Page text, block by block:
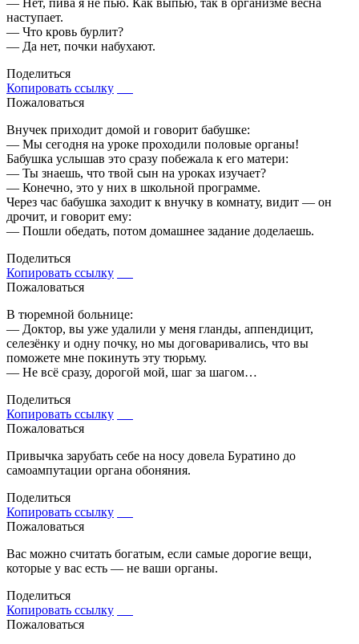
— Нет, пива я не пью. Как выпью, так в организме весна
наступает.
— Что кровь бурлит?
— Да нет, почки набухают.
Поделиться
Копировать ссылку
Пожаловаться
Внучек приходит домой и говорит бабушке:
— Мы сегодня на уроке проходили половые органы!
Бабушка услышав это сразу побежала к его матери:
— Ты знаешь, что твой сын на уроках изучает?
— Конечно, это у них в школьной программе.
Через час бабушка заходит к внучку в комнату, видит — он
дрочит, и говорит ему:
— Пошли обедать, потом домашнее задание доделаешь.
Поделиться
Копировать ссылку
Пожаловаться
В тюремной больнице:
— Доктор, вы уже удалили у меня гланды, аппендицит,
селезёнку и одну почку, но мы договаривались, что вы
поможете мне покинуть эту тюрьму.
— Не всё сразу, дорогой мой, шаг за шагом…
Поделиться
Копировать ссылку
Пожаловаться
Привычка зарубать себе на носу довела Буратино до
самоампутации органа обоняния.
Поделиться
Копировать ссылку
Пожаловаться
Вас можно считать богатым, если самые дорогие вещи,
которые у вас есть — не ваши органы.
Поделиться
Копировать ссылку
Пожаловаться